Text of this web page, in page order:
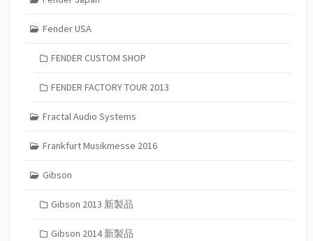
Fender USA
FENDER CUSTOM SHOP
FENDER FACTORY TOUR 2013
Fractal Audio Systems
Frankfurt Musikmesse 2016
Gibson
Gibson 2013 新製品
Gibson 2014 新製品